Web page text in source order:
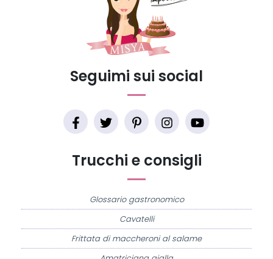
Trucchi e consigli
Glossario gastronomico
Cavatelli
Frittata di maccheroni al salame
Seguimi sui social